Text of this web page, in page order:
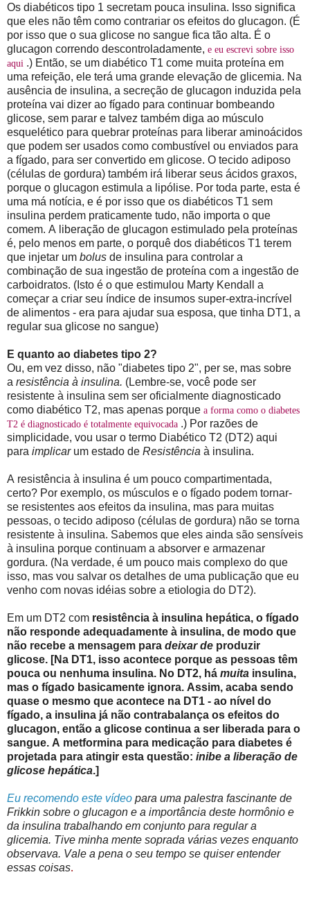
Os diabéticos tipo 1 secretam pouca insulina. Isso significa
que eles não têm como contrariar os efeitos do glucagon. (É
por isso que o sua glicose no sangue fica tão alta. É o
glucagon correndo descontroladamente, e eu escrevi sobre isso
aqui .) Então, se um diabético T1 come muita proteína em
uma refeição, ele terá uma grande elevação de glicemia. Na
ausência de insulina, a secreção de glucagon induzida pela
proteína vai dizer ao fígado para continuar bombeando
glicose, sem parar e talvez também diga ao músculo
esquelético para quebrar proteínas para liberar aminoácidos
que podem ser usados como combustível ou enviados para
a fígado, para ser convertido em glicose. O tecido adiposo
(células de gordura) também irá liberar seus ácidos graxos,
porque o glucagon estimula a lipólise. Por toda parte, esta é
uma má notícia, e é por isso que os diabéticos T1 sem
insulina perdem praticamente tudo, não importa o que
comem. A liberação de glucagon estimulado pela proteínas
é, pelo menos em parte, o porquê dos diabéticos T1 terem
que injetar um bolus de insulina para controlar a
combinação de sua ingestão de proteína com a ingestão de
carboidratos. (Isto é o que estimulou Marty Kendall a
começar a criar seu índice de insumos super-extra-incrível
de alimentos - era para ajudar sua esposa, que tinha DT1, a
regular sua glicose no sangue)
E quanto ao diabetes tipo 2?
Ou, em vez disso, não "diabetes tipo 2", per se, mas sobre
a resistência à insulina. (Lembre-se, você pode ser
resistente à insulina sem ser oficialmente diagnosticado
como diabético T2, mas apenas porque a forma como o diabetes
T2 é diagnosticado é totalmente equivocada .) Por razões de
simplicidade, vou usar o termo Diabético T2 (DT2) aqui
para implicarum estado de Resistência à insulina.
A resistência à insulina é um pouco compartimentada,
certo? Por exemplo, os músculos e o fígado podem tornar-
se resistentes aos efeitos da insulina, mas para muitas
pessoas, o tecido adiposo (células de gordura) não se torna
resistente à insulina. Sabemos que eles ainda são sensíveis
à insulina porque continuam a absorver e armazenar
gordura. (Na verdade, é um pouco mais complexo do que
isso, mas vou salvar os detalhes de uma publicação que eu
venho com novas idéias sobre a etiologia do DT2).
Em um DT2 com resistência à insulina hepática, o fígado
não responde adequadamente à insulina, de modo que
não recebe a mensagem para deixar de produzir
glicose. [Na DT1, isso acontece porque as pessoas têm
pouca ou nenhuma insulina. No DT2, há muita insulina,
mas o fígado basicamente ignora. Assim, acaba sendo
quase o mesmo que acontece na DT1 - ao nível do
fígado, a insulina já não contrabalança os efeitos do
glucagon, então a glicose continua a ser liberada para o
sangue. A metformina para medicação para diabetes é
projetada para atingir esta questão: inibe a liberação de
glicose hepática.]
Eu recomendo este vídeo para uma palestra fascinante de
Frikkin sobre o glucagon e a importância deste hormônio e
da insulina trabalhando em conjunto para regular a
glicemia. Tive minha mente soprada várias vezes enquanto
observava. Vale a pena o seu tempo se quiser entender
essas coisas.